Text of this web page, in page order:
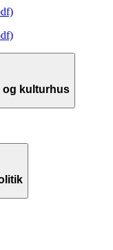
og kulturhus